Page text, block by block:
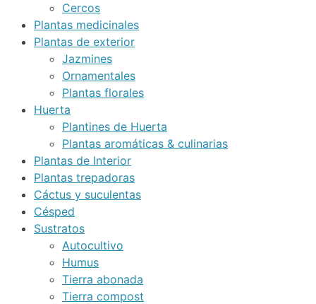
Cercos
Plantas medicinales
Plantas de exterior
Jazmines
Ornamentales
Plantas florales
Huerta
Plantines de Huerta
Plantas aromáticas & culinarias
Plantas de Interior
Plantas trepadoras
Cáctus y suculentas
Césped
Sustratos
Autocultivo
Humus
Tierra abonada
Tierra compost